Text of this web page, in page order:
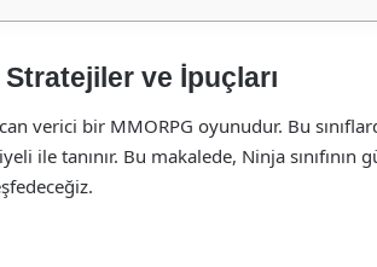
Stratejiler ve İpuçları
verici bir MMORPG oyunudur. Bu
ile tanınır. Bu makalede, Ninja sınıfının